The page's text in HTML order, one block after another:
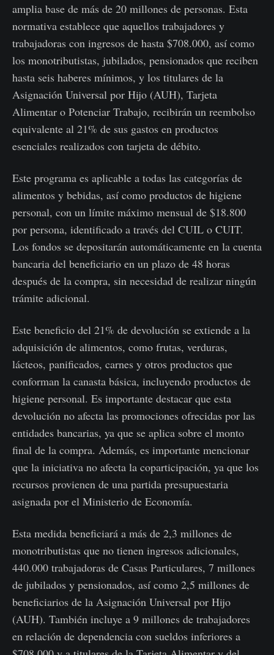
amplia base de más de 20 millones de personas. Esta
normativa establece que aquellos trabajadores y
trabajadoras con ingresos de hasta $708.000, así como
los monotributistas, jubilados, pensionados que reciben
hasta seis haberes mínimos, y los titulares de la
Asignación Universal por Hijo (AUH), Tarjeta
Alimentar o Potenciar Trabajo, recibirán un reembolso
equivalente al 21% de sus gastos en productos
esenciales realizados con tarjeta de débito.
Este programa es aplicable a todas las categorías de
alimentos y bebidas, así como productos de higiene
personal, con un límite máximo mensual de $18.800
por persona, identificado a través del CUIL o CUIT.
Los fondos se depositarán automáticamente en la cuenta
bancaria del beneficiario en un plazo de 48 horas
después de la compra, sin necesidad de realizar ningún
trámite adicional.
Este beneficio del 21% de devolución se extiende a la
adquisición de alimentos, como frutas, verduras,
lácteos, panificados, carnes y otros productos que
conforman la canasta básica, incluyendo productos de
higiene personal. Es importante destacar que esta
devolución no afecta las promociones ofrecidas por las
entidades bancarias, ya que se aplica sobre el monto
final de la compra. Además, es importante mencionar
que la iniciativa no afecta la coparticipación, ya que los
recursos provienen de una partida presupuestaria
asignada por el Ministerio de Economía.
Esta medida beneficiará a más de 2,3 millones de
monotributistas que no tienen ingresos adicionales,
440.000 trabajadoras de Casas Particulares, 7 millones
de jubilados y pensionados, así como 2,5 millones de
beneficiarios de la Asignación Universal por Hijo
(AUH). También incluye a 9 millones de trabajadores
en relación de dependencia con sueldos inferiores a